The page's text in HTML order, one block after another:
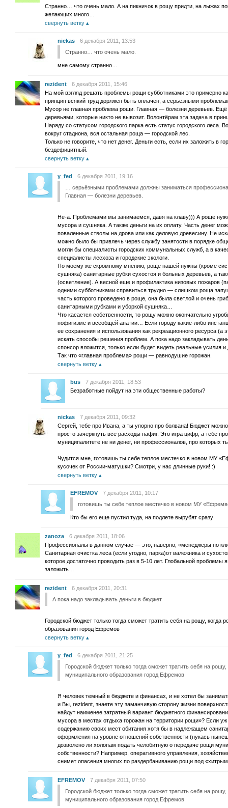
Странно… что очень мало. А на пикничок в рощу придти, на лыжах
желающих много…
свернуть ветку
nickas
6 декабря 2011, 13:53
Странно… что очень мало.
мне самому странно…
rezident
6 декабря 2011, 15:46
На мой взгляд решать проблемы рощи субботниками это примерно
принцип всякий труд дорлжен быть оплачен, а серьёзными
Мусор не главная проблема рощи. Главная — болезни деревьев. Ещё
деревьями, которые никто не вывозит. Волонтёрам эта задача в
Наряду со статусом городского парка есть статус городского леса.
вокруг стадиона, вся остальная роща — городской лес.
Только не говорите, что нет денег. Деньги есть, если их заложить в
бездефицитный.
свернуть ветку
y_fed
6 декабря 2011, 19:16
… серьёзными проблемами должны заниматься
Главная — болезни деревьев.
Не-а. Проблемами мы занимаемся, давя на клаву))) А роще
мусора и сушняка. А также деньги на их оплату. Часть денег
поваленные стволы на дрова или как деловую древесину. Не
можно было бы привлечь через службу занятости в порядке
могли бы специалисты городских коммунальных служб, а в
специалисты лесхоза и городские экологи.
По моему же скромному мнению, роще нашей нужны (кроме
сушняка) санитарные рубки сухостоя и больных деревьев, а
(осветление). А весной еще и профилактика низовых пожаров
одними субботниками справиться трудно — слишком роща
часть которого проведено в роще, она была светлой и очень
санитарными рубками и уборкой сушняка…
Что касается собственности, то рощу можно окончательно
пофигизме и всеобщей апатии… Если городу какие-либо
ее сохранения и использования как рекреационного ресурса (а
искать способы решения проблем. А пока надо закладывать
спонсор вложится, только если будет видеть реальные усилия и
Так что «главная проблема» рощи — равнодушие горожан.
свернуть ветку
bus
7 декабря 2011, 18:53
Безработные пойдут на эти общественные работы?
nickas
7 декабря 2011, 09:32
Сергей, тебе про Ивана, а ты упорно про болвана! Бюджет
просто зачеркнуть все расходы нафиг. Это игра цифр, а тебе
муниципалитете не ни денег, ни профессионалов, про которых
Чудится мне, готовишь ты себе теплое местечко в новом МУ
кусочек от России-матушки? Смотри, у нас длинные руки! :)
свернуть ветку
EFREMOV
7 декабря 2011, 10:17
готовишь ты себе теплое местечко в новом МУ
Кто бы его еще пустил туда, на подлете вырубят сразу
zanoza
6 декабря 2011, 18:06
Профессионалы в данном случае — это, наверно, «менеджеры по
Санитарная очистка леса (если угодно, парка)от валежника и
которое достаточно проводить раз в 5-10 лет. Глобальной
заложить…
rezident
6 декабря 2011, 20:31
А пока надо закладывать деньги в бюджет
Городской бюджет только тогда сможет тратить себя на рощу, когда
образования город Ефремов
свернуть ветку
y_fed
6 декабря 2011, 21:25
Городской бюджет только тогда сможет тратить себя на
муниципального образования город Ефремов
Я человек темный в бюджете и финансах, и не хотел бы
и Вы, rezident, знаете эту заманчивую сторону жизни
найдут наименее затратный вариант бюджетного
мусора в местах отдыха горожан на территории рощи»? Если
содержанию своих мест обитания хотя бы в надлежащем
оформления на уровне отношений собственности (нукась
дозволено ли холопам подать челобитную о передаче рощи
собственности? Например, оперативного управления,
снимет опасения многих по раздербаниванию рощи под
EFREMOV
7 декабря 2011, 07:50
Городской бюджет только тогда сможет тратить себя на
муниципального образования город Ефремов